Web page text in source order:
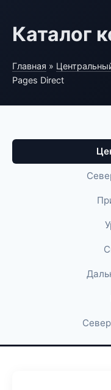
Каталог
Главная »
Pages Direct